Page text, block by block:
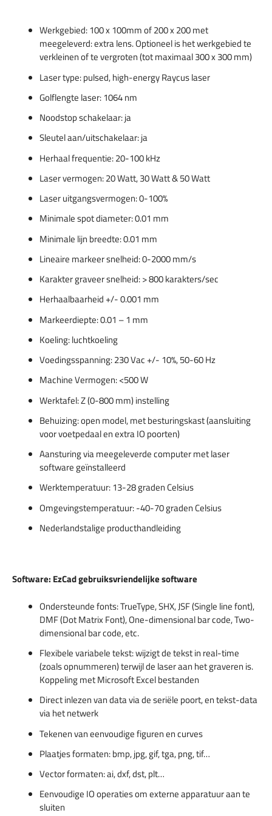
Werkgebied: 100 x 100mm of 200 x 200 met
meegeleverd: extra lens. Optioneel is het werkgebied te
verkleinen of te vergroten (tot maximaal 300 x 300 mm)
Laser type: pulsed, high-energy Raycus laser
Golflengte laser: 1064 nm
Noodstop schakelaar: ja
Sleutel aan/uitschakelaar: ja
Herhaal frequentie: 20-100 kHz
Laser vermogen: 20 Watt, 30 Watt & 50 Watt
Laser uitgangsvermogen: 0-100%
Minimale spot diameter: 0.01 mm
Minimale lijn breedte: 0.01 mm
Lineaire markeer snelheid: 0-2000 mm/s
Karakter graveer snelheid: > 800 karakters/sec
Herhaalbaarheid +/- 0.001 mm
Markeerdiepte: 0.01 – 1 mm
Koeling: luchtkoeling
Voedingsspanning: 230 Vac +/- 10%, 50-60 Hz
Machine Vermogen: <500 W
Werktafel: Z (0-800 mm) instelling
Behuizing: open model, met besturingskast (aansluiting
voor voetpedaal en extra IO poorten)
Aansturing via meegeleverde computer met laser
software geïnstalleerd
Werktemperatuur: 13-28 graden Celsius
Omgevingstemperatuur: -40-70 graden Celsius
Nederlandstalige producthandleiding
Software: EzCad gebruiksvriendelijke software
Ondersteunde fonts: TrueType, SHX, JSF (Single line font),
DMF (Dot Matrix Font), One-dimensional bar code, Two-
dimensional bar code, etc.
Flexibele variabele tekst: wijzigt de tekst in real-time
(zoals opnummeren) terwijl de laser aan het graveren is.
Koppeling met Microsoft Excel bestanden
Direct inlezen van data via de seriële poort, en tekst-data
via het netwerk
Tekenen van eenvoudige figuren en curves
Plaatjes formaten: bmp, jpg, gif, tga, png, tif…
Vector formaten: ai, dxf, dst, plt…
Eenvoudige IO operaties om externe apparatuur aan te
sluiten